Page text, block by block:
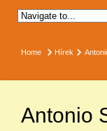
Home Hírek
Antonio